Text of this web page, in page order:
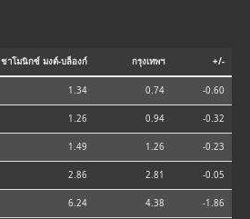
ชาโมนิกซ์ มงต์-บล็องก์ กรุงเทพฯ +/-
1.34 0.74 -0.60
1.26 0.94 -0.32
1.49 1.26 -0.23
2.86 2.81 -0.05
6.24 4.38 -1.86